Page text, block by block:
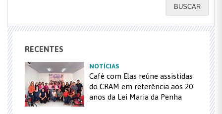
BUSCAR
RECENTES
NOTÍCIAS
Café com Elas reúne assistidas
do CRAM em referência aos 20
anos da Lei Maria da Penha